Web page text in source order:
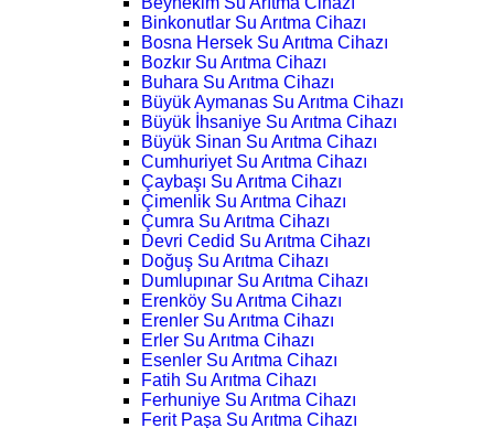
Binkonutlar Su Arıtma Cihazı
Bosna Hersek Su Arıtma Cihazı
Bozkır Su Arıtma Cihazı
Buhara Su Arıtma Cihazı
Büyük Aymanas Su Arıtma Cihazı
Büyük İhsaniye Su Arıtma Cihazı
Büyük Sinan Su Arıtma Cihazı
Cumhuriyet Su Arıtma Cihazı
Çaybaşı Su Arıtma Cihazı
Çimenlik Su Arıtma Cihazı
Çumra Su Arıtma Cihazı
Devri Cedid Su Arıtma Cihazı
Doğuş Su Arıtma Cihazı
Dumlupınar Su Arıtma Cihazı
Erenköy Su Arıtma Cihazı
Erenler Su Arıtma Cihazı
Erler Su Arıtma Cihazı
Esenler Su Arıtma Cihazı
Fatih Su Arıtma Cihazı
Ferhuniye Su Arıtma Cihazı
Ferit Paşa Su Arıtma Cihazı